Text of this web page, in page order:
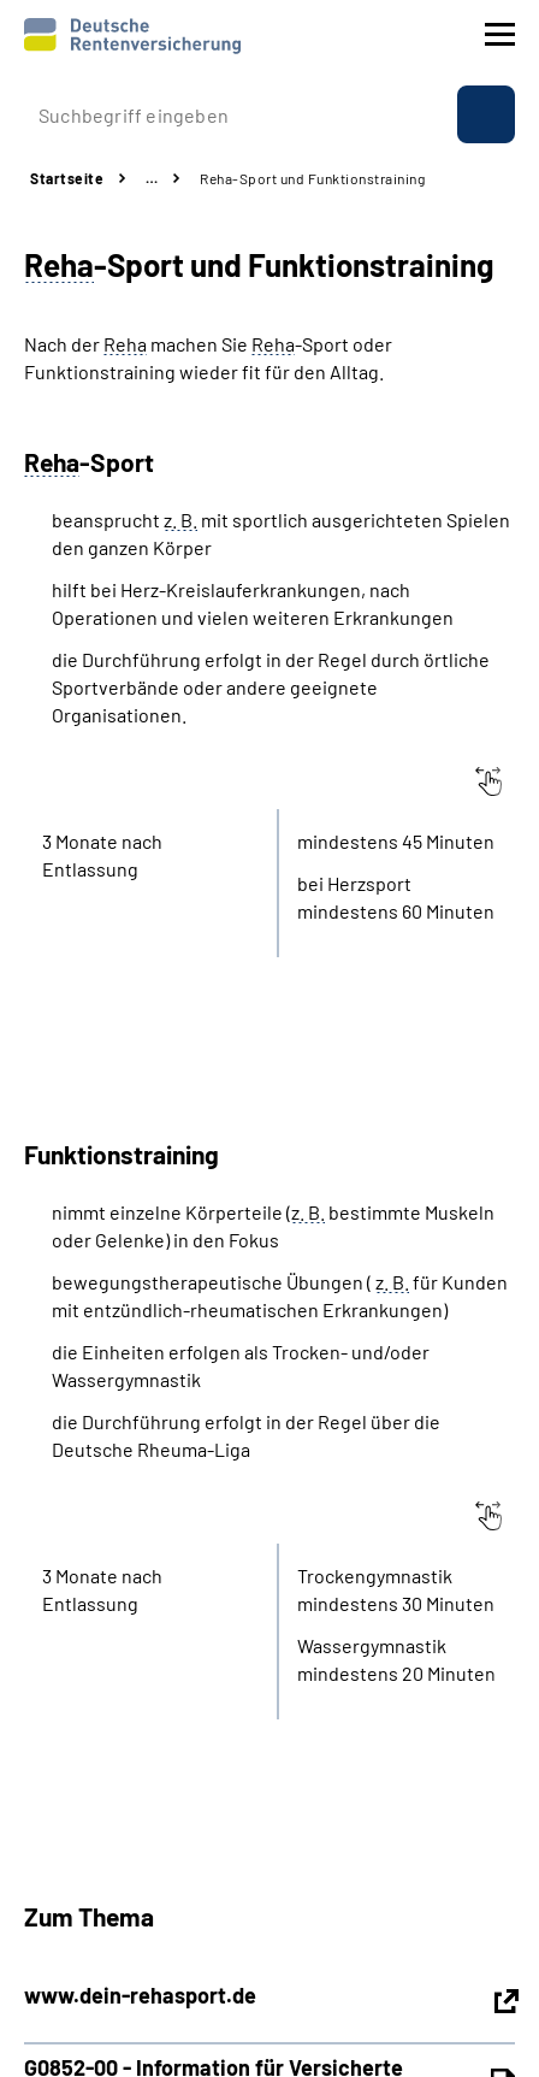
Prävention
Rente
Beratung & Kontakt
Über uns & Presse
Online-Services
Suche
Language
Inhalte in Gebärdensprache (DGS)
Mein Kundenportal
Startseite … Reha-Sport und Funktionstraining
Reha-Sport und Funktionstraining
Nach der Reha machen Sie Reha-Sport oder
Funktionstraining wieder fit für den Alltag.
Reha-Sport
beansprucht z. B. mit sportlich ausgerichteten Spielen
den ganzen Körper
hilft bei Herz-Kreislauferkrankungen, nach
Operationen und vielen weiteren Erkrankungen
die Durchführung erfolgt in der Regel durch örtliche
Sportverbände oder andere geeignete
Organisationen.
3 Monate nach
Entlassung
mindestens 45 Minuten
bei Herzsport
mindestens 60 Minuten
Funktionstraining
nimmt einzelne Körperteile (z. B. bestimmte Muskeln
oder Gelenke) in den Fokus
bewegungstherapeutische Übungen ( z. B. für Kunden
mit entzündlich-rheumatischen Erkrankungen)
die Einheiten erfolgen als Trocken- und/oder
Wassergymnastik
die Durchführung erfolgt in der Regel über die
Deutsche Rheuma-Liga
3 Monate nach
Entlassung
Trockengymnastik
mindestens 30 Minuten
Wassergymnastik
mindestens 20 Minuten
Zum Thema
www.dein-rehasport.de
G0852-00 - Information für Versicherte